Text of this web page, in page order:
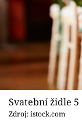
Svatební židle 5
Zdroj: istock.com